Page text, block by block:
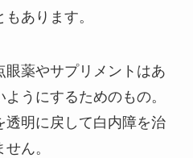
あります。
眼薬やサプリメントはあ
うにするためのもの。
透明に戻して白内障を治
ん。